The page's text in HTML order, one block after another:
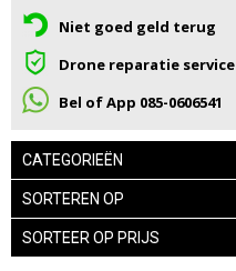
Niet goed geld terug
Drone reparatie service
Bel of App 085-0606541
CATEGORIEËN
SORTEREN OP
SORTEER OP PRIJS